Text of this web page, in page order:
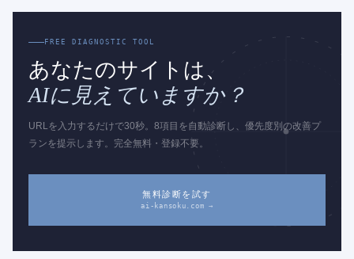
FREE DIAGNOSTIC TOOL
あなたのサイトは、
AIに見えていますか？
URLを入力するだけで30秒。8項目を自動診断し、優先度別の改善プ
ランを提示します。完全無料・登録不要。
無料診断を試す
ai-kansoku.com →